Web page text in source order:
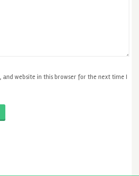
and website in this browser for the next time I